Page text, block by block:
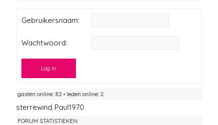
Gebruikersnaam:
Wachtwoord:
Log In
gasten online: 82 ▪︎ leden online: 2
sterrewind Paul1970
FORUM STATISTIEKEN